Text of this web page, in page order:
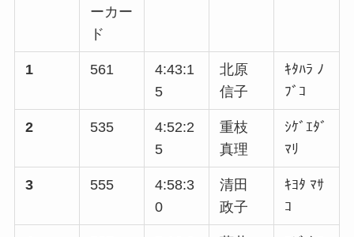
ーカー
ド
1 561
4:43:1
5
北原
信子
ｷﾀﾊﾗ ﾉ
ﾌﾞｺ
2 535
4:52:2
5
重枝
真理
ｼｹﾞｴﾀﾞ
ﾏﾘ
3 555
4:58:3
0
清田
政子
ｷﾖﾀ ﾏｻ
ｺ